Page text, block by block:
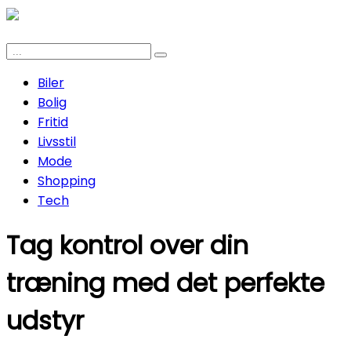
Biler
Bolig
Fritid
Livsstil
Mode
Shopping
Tech
Tag kontrol over din
træning med det perfekte
udstyr